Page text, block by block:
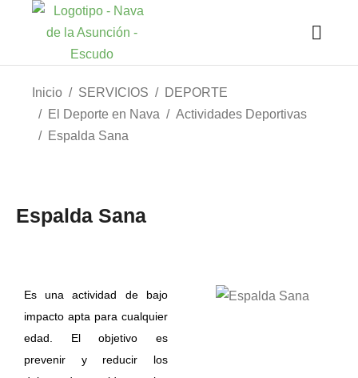
Estás aquí:
Inicio SERVICIOS
DEPORTE
El Deporte en Nava
Actividades Deportivas
Espalda Sana
Espalda Sana
Es una actividad de bajo
impacto apta para cualquier
edad. El objetivo es
prevenir y reducir los